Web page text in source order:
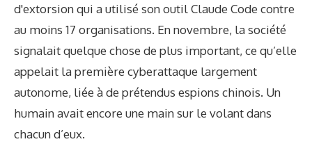
d'extorsion qui a utilisé son outil Claude Code contre
au moins 17 organisations. En novembre, la société
signalait quelque chose de plus important, ce qu’elle
appelait la première cyberattaque largement
autonome, liée à de prétendus espions chinois. Un
humain avait encore une main sur le volant dans
chacun d’eux.